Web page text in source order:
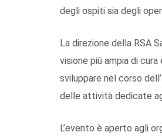
degli ospiti sia degli
La direzione della RSA
visione più ampia di
sviluppare nel corso
delle attività dedicate
L’evento è aperto agli